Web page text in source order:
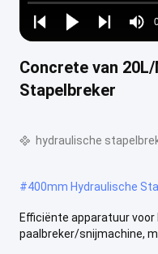
Play
Play
Play
Mute
Loaded:
0%
Concrete van
Stapelbreker
hydraulische
#400mm Hydraulische
Efficiënte apparatuur
paalbreker/snijmachine,